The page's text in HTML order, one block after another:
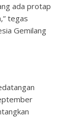
ada protap
tegas
Gemilang